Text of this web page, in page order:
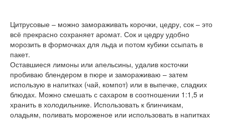
Цитрусовые – можно замораживать корочки, цедру, сок – это
всё прекрасно сохраняет аромат. Сок и цедру удобно
морозить в формочках для льда и потом кубики ссыпать в
пакет.
Оставшиеся лимоны или апельсины, удалив косточки
пробиваю блендером в пюре и замораживаю – затем
использую в напитках (чай, компот) или в выпечке, сладких
блюдах. Можно смешать с сахаром в соотношении 1:1,5 и
хранить в холодильнике. Использовать к блинчикам,
оладьям, поливать мороженое или использовать в напитках